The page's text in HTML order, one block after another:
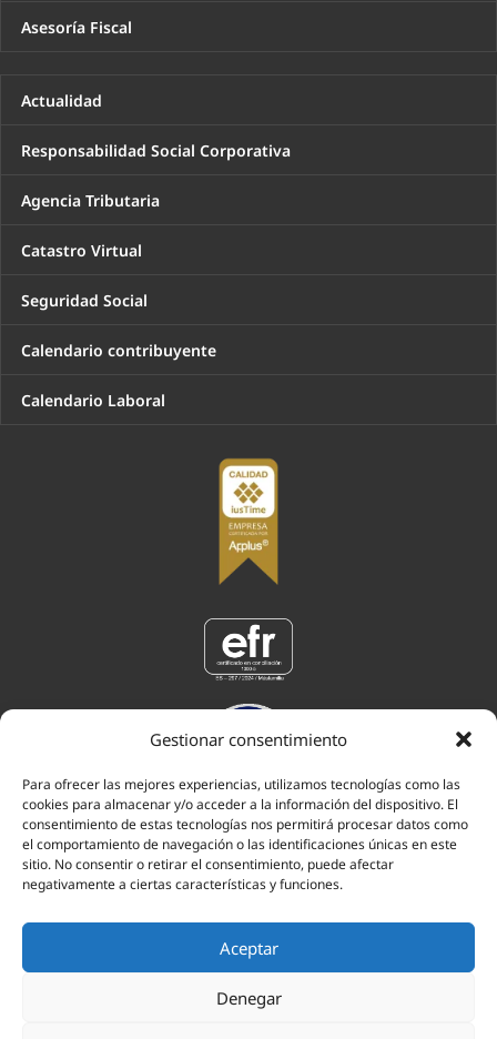
Gestionar consentimiento
Para ofrecer las mejores experiencias, utilizamos tecnologías como las
cookies para almacenar y/o acceder a la información del dispositivo. El
consentimiento de estas tecnologías nos permitirá procesar datos como
el comportamiento de navegación o las identificaciones únicas en este
sitio. No consentir o retirar el consentimiento, puede afectar
negativamente a ciertas características y funciones.
Aceptar
Denegar
Asesoría Fiscal
Actualidad
Responsabilidad Social Corporativa
Agencia Tributaria
Catastro Virtual
Seguridad Social
Calendario contribuyente
Calendario Laboral
ABOGADOS EN POZUELO DE ALARCÓNABOGADOS EN MAJADAHONDA
ABOGADOS EN ARAVACAABOGADOS EN LAS ROZAS